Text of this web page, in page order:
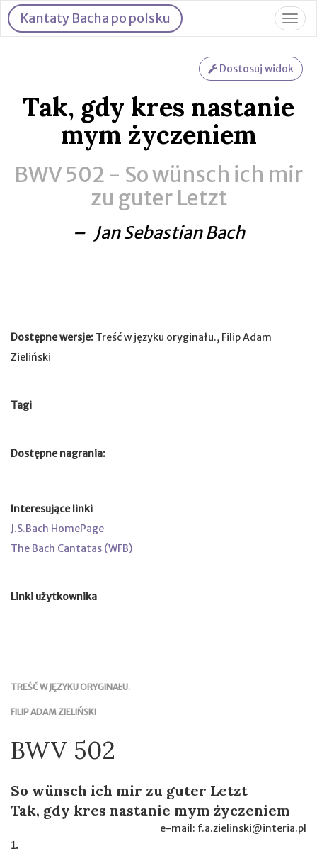
Kantaty Bacha po polsku
Tak, gdy kres nastanie
mym życzeniem
BWV 502 - So wünsch ich mir
zu guter Letzt
– Jan Sebastian Bach
Dostępne wersje: Treść w języku oryginału., Filip Adam
Zieliński
Tagi
Dostępne nagrania:
Interesujące linki
J.S.Bach HomePage
The Bach Cantatas (WFB)
Linki użytkownika
TREŚĆ W JĘZYKU ORYGINAŁU.
FILIP ADAM ZIELIŃSKI
BWV 502
So wünsch ich mir zu guter Letzt
Tak, gdy kres nastanie mym życzeniem
e-mail: f.a.zielinski@interia.pl
1.
Dostosuj widok